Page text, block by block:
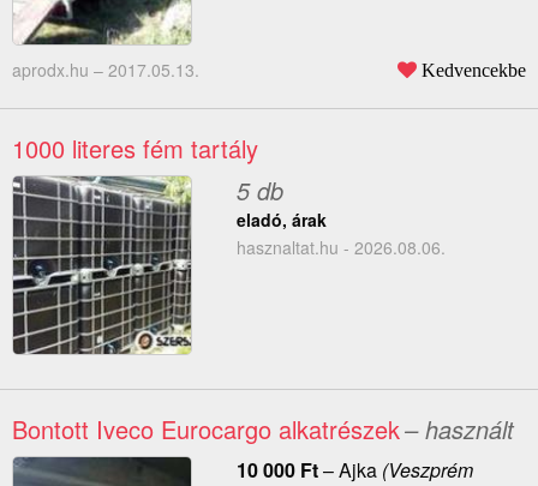
aprodx.hu – 2017.05.13. Kedvencekbe
1000 literes fém tartály
5 db
eladó, árak
hasznaltat.hu - 2026.08.06.
Bontott Iveco Eurocargo alkatrészek– használt
10 000 Ft–Ajka(Veszprém